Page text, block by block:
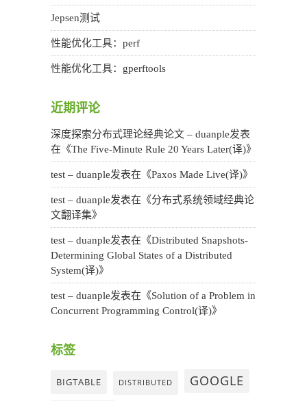
Jepsen测试
性能优化工具：perf
性能优化工具：gperftools
近期评论
深度探索分布式理论经典论文 – duanple发表
在《The Five-Minute Rule 20 Years Later(译)》
test – duanple发表在《Paxos Made Live(译)》
test – duanple发表在《分布式系统领域经典论
文翻译集》
test – duanple发表在《Distributed Snapshots-
Determining Global States of a Distributed
System(译)》
test – duanple发表在《Solution of a Problem in
Concurrent Programming Control(译)》
标签
BIGTABLE DISTRIBUTED GOOGLE